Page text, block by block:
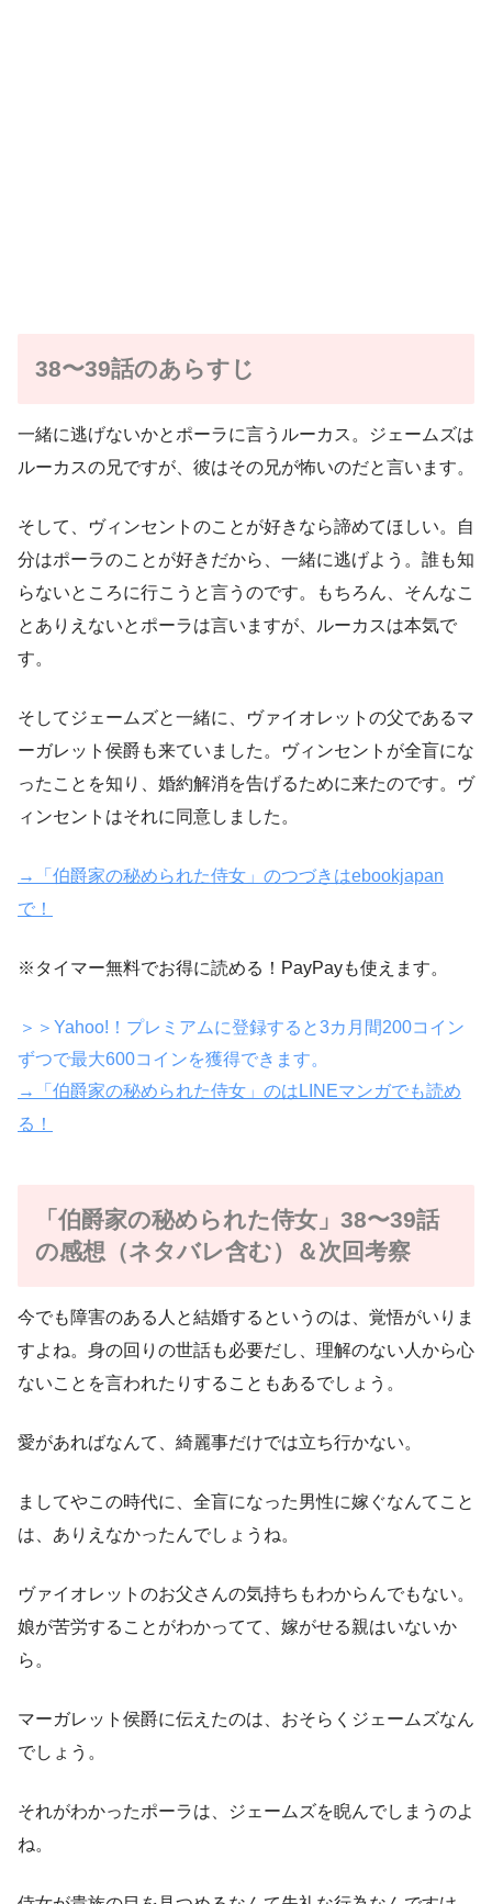
38〜39話のあらすじ
一緒に逃げないかとポーラに言うルーカス。ジェームズは
ルーカスの兄ですが、彼はその兄が怖いのだと言います。
そして、ヴィンセントのことが好きなら諦めてほしい。自
分はポーラのことが好きだから、一緒に逃げよう。誰も知
らないところに行こうと言うのです。もちろん、そんなこ
とありえないとポーラは言いますが、ルーカスは本気で
す。
そしてジェームズと一緒に、ヴァイオレットの父であるマ
ーガレット侯爵も来ていました。ヴィンセントが全盲にな
ったことを知り、婚約解消を告げるために来たのです。ヴ
ィンセントはそれに同意しました。
→「伯爵家の秘められた侍女」のつづきはebookjapan
で！
※タイマー無料でお得に読める！PayPayも使えます。
＞＞Yahoo!！プレミアムに登録すると3カ月間200コイン
ずつで最大600コインを獲得できます。
→「伯爵家の秘められた侍女」のはLINEマンガでも読め
る！
「伯爵家の秘められた侍女」38〜39話
の感想（ネタバレ含む）＆次回考察
今でも障害のある人と結婚するというのは、覚悟がいりま
すよね。身の回りの世話も必要だし、理解のない人から心
ないことを言われたりすることもあるでしょう。
愛があればなんて、綺麗事だけでは立ち行かない。
ましてやこの時代に、全盲になった男性に嫁ぐなんてこと
は、ありえなかったんでしょうね。
ヴァイオレットのお父さんの気持ちもわからんでもない。
娘が苦労することがわかってて、嫁がせる親はいないか
ら。
マーガレット侯爵に伝えたのは、おそらくジェームズなん
でしょう。
それがわかったポーラは、ジェームズを睨んでしまうのよ
ね。